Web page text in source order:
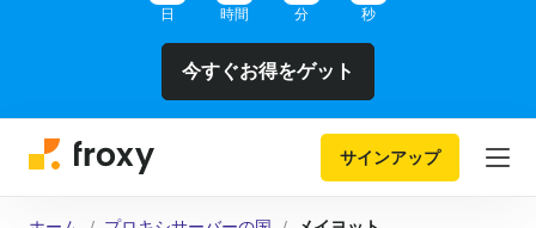
日 時間 分 秒
今すぐお得をゲット
サインアップ